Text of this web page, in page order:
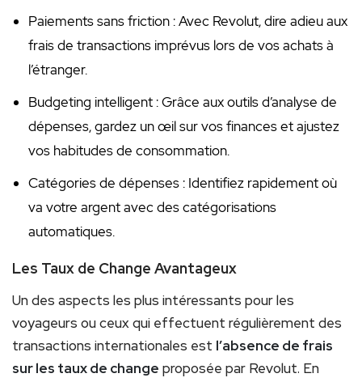
Paiements sans friction : Avec Revolut, dire adieu aux
frais de transactions imprévus lors de vos achats à
l’étranger.
Budgeting intelligent : Grâce aux outils d’analyse de
dépenses, gardez un œil sur vos finances et ajustez
vos habitudes de consommation.
Catégories de dépenses : Identifiez rapidement où
va votre argent avec des catégorisations
automatiques.
Les Taux de Change Avantageux
Un des aspects les plus intéressants pour les
voyageurs ou ceux qui effectuent régulièrement des
transactions internationales est l’absence de frais
sur les taux de change proposée par Revolut. En